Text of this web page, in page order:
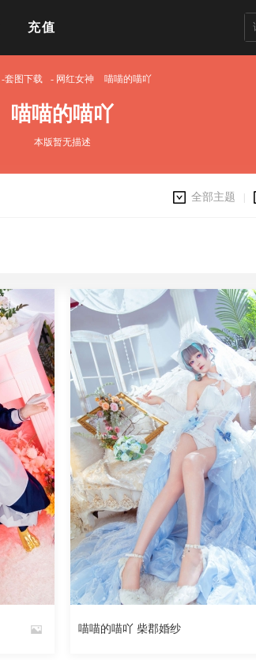
充值
-套图下载 - 网红女神 喵喵的喵吖
喵喵的喵吖
本版暂无描述
全部主题
喵喵的喵吖 柴郡婚纱